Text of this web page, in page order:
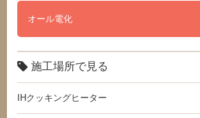
オール電化
施工場所で見る
IHクッキングヒーター